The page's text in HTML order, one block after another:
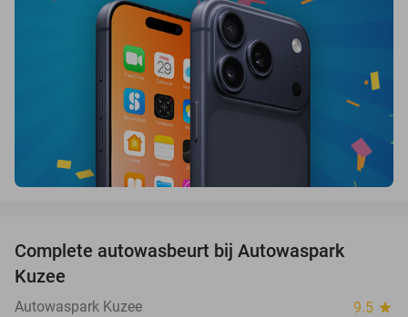
Complete autowasbeurt bij Autowaspark
Kuzee
Autowaspark Kuzee 9.5 star